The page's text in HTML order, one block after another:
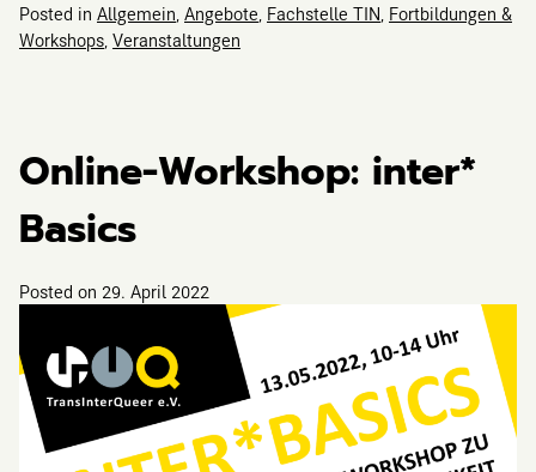
Posted in Allgemein, Angebote, Fachstelle TIN, Fortbildungen &
Workshops, Veranstaltungen
Online-Workshop: inter*
Basics
Posted on 29. April 2022